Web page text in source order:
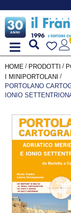
HOME / PRODOTTI /
I MINIPORTOLANI /
PORTOLANO
IONIO